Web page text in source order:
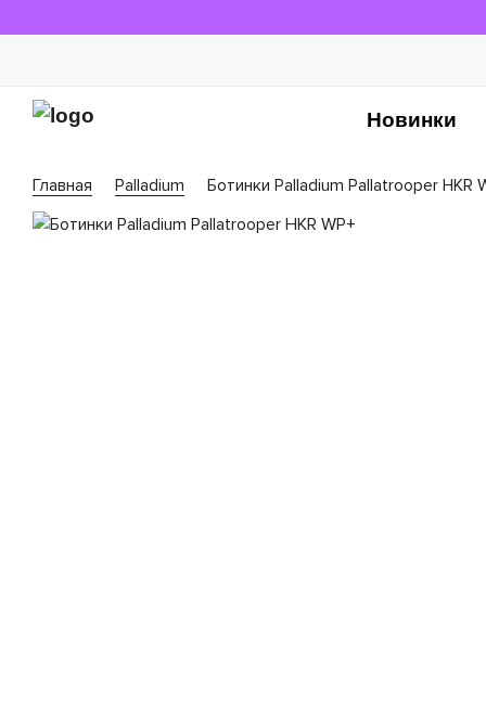
Новинки
Главная Palladium Ботинки Palladium Pallatrooper HKR